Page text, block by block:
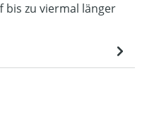
zu viermal länger